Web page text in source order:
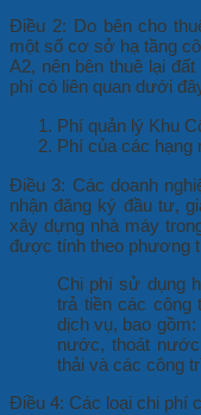
Điều 2: Do bên cho
một số cơ sở hạ tầng
A2, nên bên thuê lại
phí có liên quan dưới
Phí quản lý Khu
Phí của các hạng
Điều 3: Các doanh
nhận đăng ký đầu tư,
xây dựng nhà máy
được tính theo phương
Chi phí sử dụng
trả tiền các công
dịch vụ, bao
nước, thoát
thải và các công
Điều 4: Các loại chi phí